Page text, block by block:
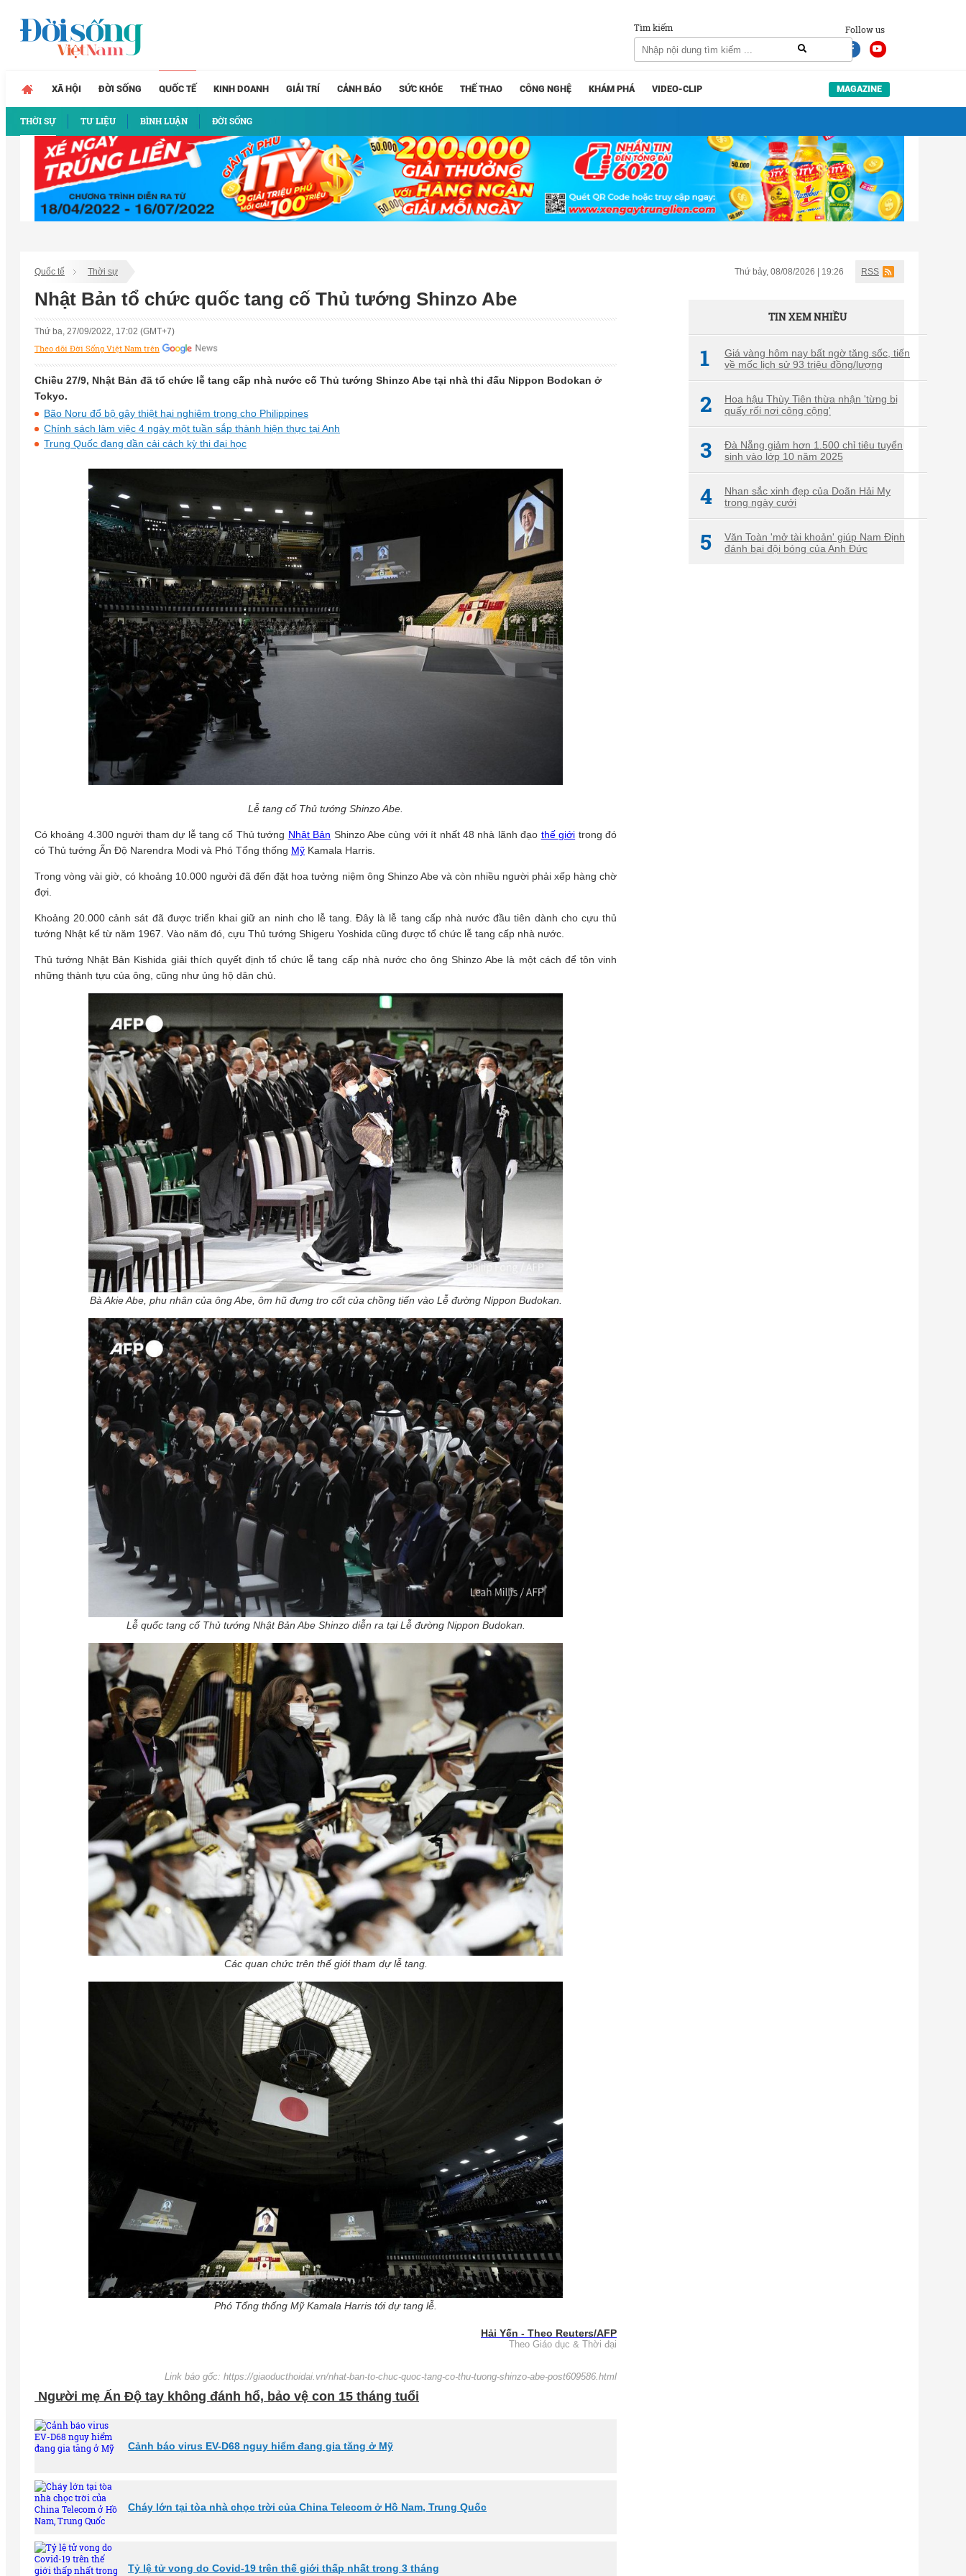
Follow us
Tìm kiếm
XÃ HỘI ĐỜI SỐNG QUỐC TẾ
THỜI SỰ TƯ LIỆU BÌNH LUẬN ĐỜI SỐNG
KINH DOANH GIẢI TRÍ CẢNH BÁO SỨC KHỎE THỂ THAO CÔNG NGHỆ KHÁM PHÁ VIDEO-CLIP MAGAZINE
Quốc tế Thời sự Thứ bảy, 08/08/2026 | 19:26 RSS
Nhật Bản tổ chức quốc tang cố Thủ tướng Shinzo Abe
Thứ ba, 27/09/2022, 17:02 (GMT+7)
Theo dõi Đời Sống Việt Nam trên
Chiều 27/9, Nhật Bản đã tổ chức lễ tang cấp nhà nước cố Thủ tướng Shinzo Abe tại nhà thi đấu Nippon Bodokan ở
Tokyo.
Bão Noru đổ bộ gây thiệt hại nghiêm trọng cho Philippines
Chính sách làm việc 4 ngày một tuần sắp thành hiện thực tại Anh
Trung Quốc đang dần cải cách kỳ thi đại học
Lễ tang cố Thủ tướng Shinzo Abe.
Có khoảng 4.300 người tham dự lễ tang cố Thủ tướng Nhật Bản Shinzo Abe cùng với ít nhất 48 nhà lãnh đạo thế giới trong đó
có Thủ tướng Ấn Độ Narendra Modi và Phó Tổng thống Mỹ Kamala Harris.
Trong vòng vài giờ, có khoảng 10.000 người đã đến đặt hoa tưởng niệm ông Shinzo Abe và còn nhiều người phải xếp hàng chờ
đợi.
Khoảng 20.000 cảnh sát đã được triển khai giữ an ninh cho lễ tang. Đây là lễ tang cấp nhà nước đầu tiên dành cho cựu thủ
tướng Nhật kể từ năm 1967. Vào năm đó, cựu Thủ tướng Shigeru Yoshida cũng được tổ chức lễ tang cấp nhà nước.
Thủ tướng Nhật Bản Kishida giải thích quyết định tổ chức lễ tang cấp nhà nước cho ông Shinzo Abe là một cách để tôn vinh
những thành tựu của ông, cũng như ủng hộ dân chủ.
Bà Akie Abe, phu nhân của ông Abe, ôm hũ đựng tro cốt của chồng tiến vào Lễ đường Nippon Budokan.
Lễ quốc tang cố Thủ tướng Nhật Bản Abe Shinzo diễn ra tại Lễ đường Nippon Budokan.
Các quan chức trên thế giới tham dự lễ tang.
Phó Tổng thống Mỹ Kamala Harris tới dự tang lễ.
Hải Yến - Theo Reuters/AFP
Theo Giáo dục & Thời đại
Link báo gốc: https://giaoducthoidai.vn/nhat-ban-to-chuc-quoc-tang-co-thu-tuong-shinzo-abe-post609586.html
Người mẹ Ấn Độ tay không đánh hổ, bảo vệ con 15 tháng tuổi
Cảnh báo virus EV-D68 nguy hiểm đang gia tăng ở Mỹ
Cháy lớn tại tòa nhà chọc trời của China Telecom ở Hồ Nam, Trung Quốc
Tỷ lệ tử vong do Covid-19 trên thế giới thấp nhất trong 3 tháng
TIN XEM NHIỀU
1
Giá vàng hôm nay bất ngờ tăng sốc, tiến
về mốc lịch sử 93 triệu đồng/lượng
2
Hoa hậu Thùy Tiên thừa nhận 'từng bị
quấy rối nơi công cộng'
3
Đà Nẵng giảm hơn 1.500 chỉ tiêu tuyển
sinh vào lớp 10 năm 2025
4
Nhan sắc xinh đẹp của Doãn Hải My
trong ngày cưới
5
Văn Toàn 'mở tài khoản' giúp Nam Định
đánh bại đội bóng của Anh Đức